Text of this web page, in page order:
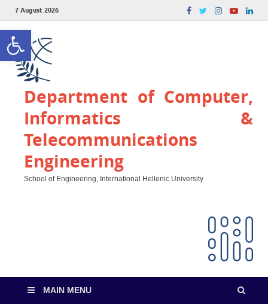
Open toolbar
7 August 2026
Department of Computer,
Informatics &
Telecommunications
Engineering
School of Engineering, International Hellenic University
MAIN MENU